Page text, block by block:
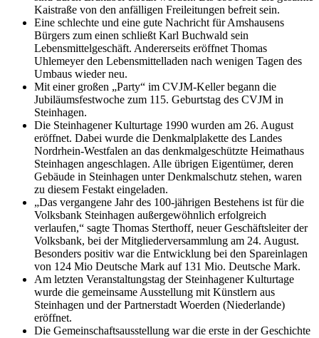
Kaistraße von den anfälligen Freileitungen befreit sein.
Eine schlechte und eine gute Nachricht für Amshausens
Bürgers zum einen schließt Karl Buchwald sein
Lebensmittelgeschäft. Andererseits eröffnet Thomas
Uhlemeyer den Lebensmittelladen nach wenigen Tagen des
Umbaus wieder neu.
Mit einer großen „Party“ im CVJM-Keller begann die
Jubiläumsfestwoche zum 115. Geburtstag des CVJM in
Steinhagen.
Die Steinhagener Kulturtage 1990 wurden am 26. August
eröffnet. Dabei wurde die Denkmalplakette des Landes
Nordrhein-Westfalen an das denkmalgeschützte Heimathaus
Steinhagen angeschlagen. Alle übrigen Eigentümer, deren
Gebäude in Steinhagen unter Denkmalschutz stehen, waren
zu diesem Festakt eingeladen.
„Das vergangene Jahr des 100-jährigen Bestehens ist für die
Volksbank Steinhagen außergewöhnlich erfolgreich
verlaufen,“ sagte Thomas Sterthoff, neuer Geschäftsleiter der
Volksbank, bei der Mitgliederversammlung am 24. August.
Besonders positiv war die Entwicklung bei den Spareinlagen
von 124 Mio Deutsche Mark auf 131 Mio. Deutsche Mark.
Am letzten Veranstaltungstag der Steinhagener Kulturtage
wurde die gemeinsame Ausstellung mit Künstlern aus
Steinhagen und der Partnerstadt Woerden (Niederlande)
eröffnet.
Die Gemeinschaftsausstellung war die erste in der Geschichte